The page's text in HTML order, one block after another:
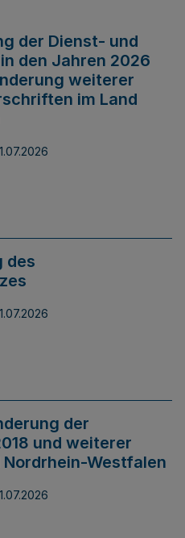
der Dienst- und
den Jahren 2026
weiterer
im Land
des
der
und weiterer
Westfalen